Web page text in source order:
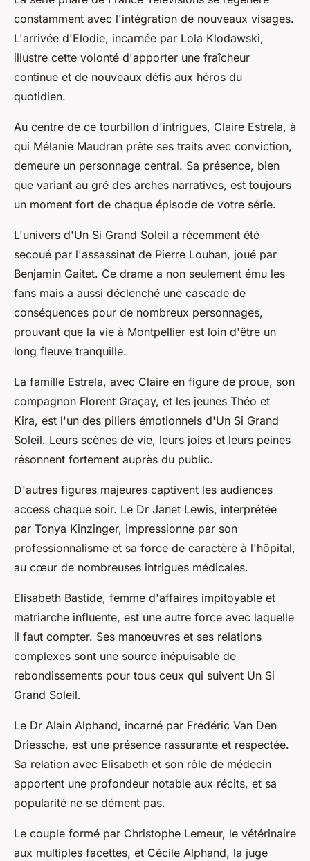
constamment avec l'intégration de nouveaux visages.
L'arrivée d'Elodie, incarnée par Lola Klodawski,
illustre cette volonté d'apporter une fraîcheur
continue et de nouveaux défis aux héros du
quotidien.
Au centre de ce tourbillon d'intrigues, Claire Estrela, à
qui Mélanie Maudran prête ses traits avec conviction,
demeure un personnage central. Sa présence, bien
que variant au gré des arches narratives, est toujours
un moment fort de chaque épisode de votre série.
L'univers d'Un Si Grand Soleil a récemment été
secoué par l'assassinat de Pierre Louhan, joué par
Benjamin Gaitet. Ce drame a non seulement ému les
fans mais a aussi déclenché une cascade de
conséquences pour de nombreux personnages,
prouvant que la vie à Montpellier est loin d'être un
long fleuve tranquille.
La famille Estrela, avec Claire en figure de proue, son
compagnon Florent Graçay, et les jeunes Théo et
Kira, est l'un des piliers émotionnels d'Un Si Grand
Soleil. Leurs scènes de vie, leurs joies et leurs peines
résonnent fortement auprès du public.
D'autres figures majeures captivent les audiences
access chaque soir. Le Dr Janet Lewis, interprétée
par Tonya Kinzinger, impressionne par son
professionnalisme et sa force de caractère à l'hôpital,
au cœur de nombreuses intrigues médicales.
Elisabeth Bastide, femme d'affaires impitoyable et
matriarche influente, est une autre force avec laquelle
il faut compter. Ses manœuvres et ses relations
complexes sont une source inépuisable de
rebondissements pour tous ceux qui suivent Un Si
Grand Soleil.
Le Dr Alain Alphand, incarné par Frédéric Van Den
Driessche, est une présence rassurante et respectée.
Sa relation avec Elisabeth et son rôle de médecin
apportent une profondeur notable aux récits, et sa
popularité ne se dément pas.
Le couple formé par Christophe Lemeur, le vétérinaire
aux multiples facettes, et Cécile Alphand, la juge